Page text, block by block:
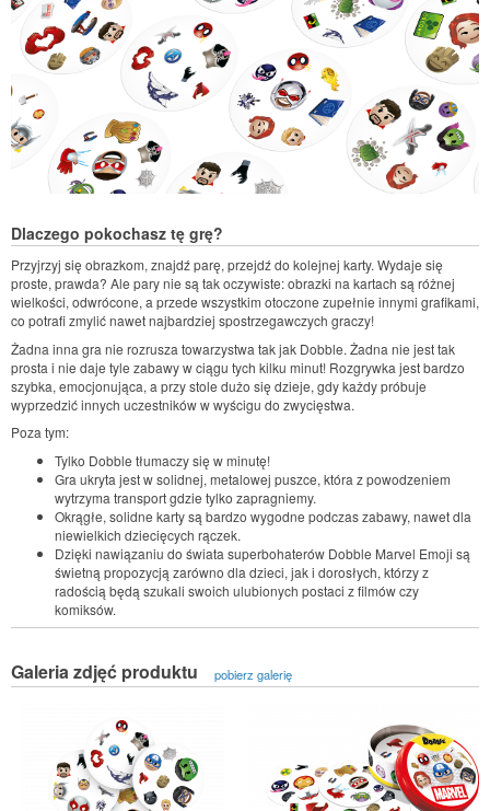
Dlaczego pokochasz tę grę?
Przyjrzyj się obrazkom, znajdź parę, przejdź do kolejnej karty. Wydaje się
proste, prawda? Ale pary nie są tak oczywiste: obrazki na kartach są różnej
wielkości, odwrócone, a przede wszystkim otoczone zupełnie innymi grafikami,
co potrafi zmylić nawet najbardziej spostrzegawczych graczy!
Żadna inna gra nie rozrusza towarzystwa tak jak Dobble. Żadna nie jest tak
prosta i nie daje tyle zabawy w ciągu tych kilku minut! Rozgrywka jest bardzo
szybka, emocjonująca, a przy stole dużo się dzieje, gdy każdy próbuje
wyprzedzić innych uczestników w wyścigu do zwycięstwa.
Poza tym:
Tylko Dobble tłumaczy się w minutę!
Gra ukryta jest w solidnej, metalowej puszce, która z powodzeniem
wytrzyma transport gdzie tylko zapragniemy.
Okrągłe, solidne karty są bardzo wygodne podczas zabawy, nawet dla
niewielkich dziecięcych rączek.
Dzięki nawiązaniu do świata superbohaterów Dobble Marvel Emoji są
świetną propozycją zarówno dla dzieci, jak i dorosłych, którzy z
radością będą szukali swoich ulubionych postaci z filmów czy
komiksów.
Galeria zdjęć produktu pobierz galerię